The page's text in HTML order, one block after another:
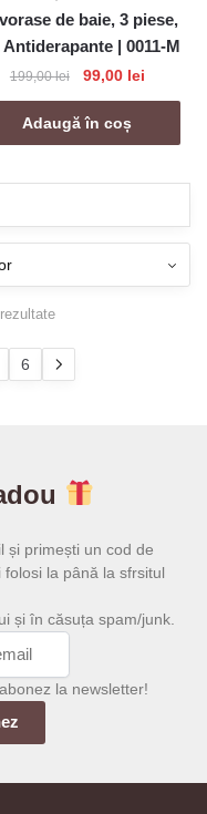
alese
în
pagina
de baie, 3 piese,
Antiderapante | 0011-M
199,00lei
Prețul
inițial
a
fost:
99,00 leiPrețul
curent
99,00 lei.
Adaugă în coș
Sortat
popularitate
6
și primești un cod de
folosi la până la sfrsitul
și în căsuța spam/junk.
la newsletter!